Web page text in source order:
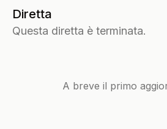
Diretta
Questa diretta è terminata.
A breve il primo